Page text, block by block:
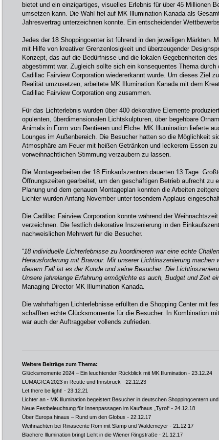
bietet und ein einzigartiges, visuelles Erlebnis für über 45 Millionen
umsetzen kann. Die Wahl fiel auf MK Illumination Kanada als
Jahresvertrag unterzeichnen konnte. Ein entscheidender
Jedes der 18 Shoppingcenter ist führend in den jeweiligen Märkten.
mit Hilfe von kreativer Grenzenlosigkeit und überzeugender
Konzept, das auf die Bedürfnisse und die lokalen Gegebenheiten
abgestimmt war. Zugleich sollte sich ein konsequentes Thema durch
Cadillac Fairview Corporation wiedererkannt wurde. Um dieses Ziel
Realität umzusetzen, arbeitete MK Illumination Kanada mit dem
Cadillac Fairview Corporation eng zusammen.
Für das Lichterlebnis wurden über 400 dekorative Elemente
opulenten, überdimensionalen Lichtskulpturen, über begehbare
Animals in Form von Rentieren und Elche. MK Illumination lieferte
Lounges im Außenbereich. Die Besucher hatten so die Möglichkeit
Atmosphäre am Feuer mit heißen Getränken und leckerem Essen
vorweihnachtlichen Stimmung verzaubern zu lassen.
Die Montagearbeiten der 18 Einkaufszentren dauerten 13 Tage.
Öffnungszeiten gearbeitet, um den geschäftigen Betrieb aufrecht zu
Planung und dem genauen Montageplan konnten die Arbeiten
Lichter wurden Anfang November unter tosendem Applaus
Die Cadillac Fairview Corporation konnte während der
verzeichnen. Die festlich dekorative Inszenierung in den
nachweislichen Mehrwert für die Besucher.
“18 individuelle Lichterlebnisse zu koordinieren war eine echte
Herausforderung mit Bravour. Mit unserer Lichtinszenierung machen
diesem Fall ist es der Kunde und seine Besucher. Die
Unsere jahrelange Erfahrung ermöglichte es auch, Budget und Zeit
Managing Director MK Illumination Kanada.
Die wahrhaftigen Lichterlebnisse erfüllten die Shopping Center mit
schafften echte Glücksmomente für die Besucher. In Kombination
war auch der Auftraggeber vollends zufrieden.
Weitere Beiträge zum Thema:
Glücksmomente 2024 – Ein leuchtender Rückblick mit MK Illumination - 23.12.24
LUMAGICA 2023 in Reutte und Innsbruck - 22.12.23
Let there be light! - 23.12.21
Lichter an - MK Illumination begeistert Besucher in deutschen Shoppingcentern
Neue Festbeleuchtung für Innenpassagen im Kaufhaus „Tyrol“ - 24.12.18
Über Europa hinaus – Rund um den Globus - 22.12.17
Weihnachten bei Rinascente Rom mit Slamp und Waldemeyer - 21.12.17
Blachere Illumination bringt Licht in die Wiener Ringstraße - 21.12.17